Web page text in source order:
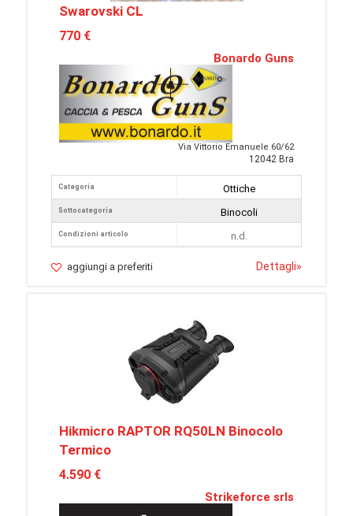
Swarovski CL
770 €
Bonardo Guns
Via Vittorio Emanuele 60/62
12042 Bra
Categoria
Sottocategoria
Condizioni articolo
Ottiche
Binocoli
n.d.
aggiungi a preferiti Dettagli»
Hikmicro RAPTOR RQ50LN Binocolo
Termico
4.590 €
Strikeforce srls